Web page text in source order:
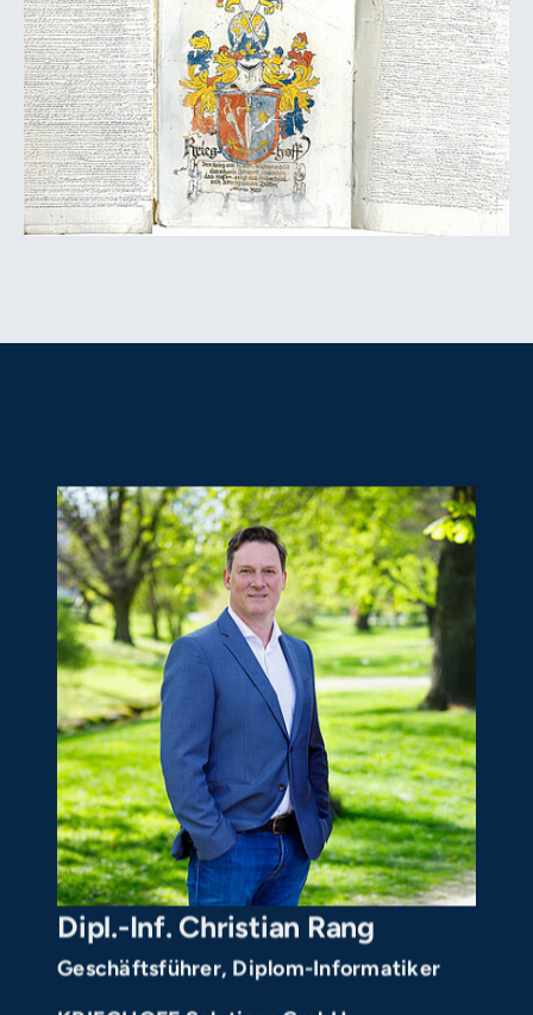
Dipl.-Inf. Christian Rang
Geschäftsführer, Diplom-Informatiker